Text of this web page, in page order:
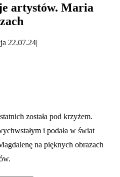
artystów. Maria
22.07.24|
została pod krzyżem.
i podała w świat
na pięknych obrazach